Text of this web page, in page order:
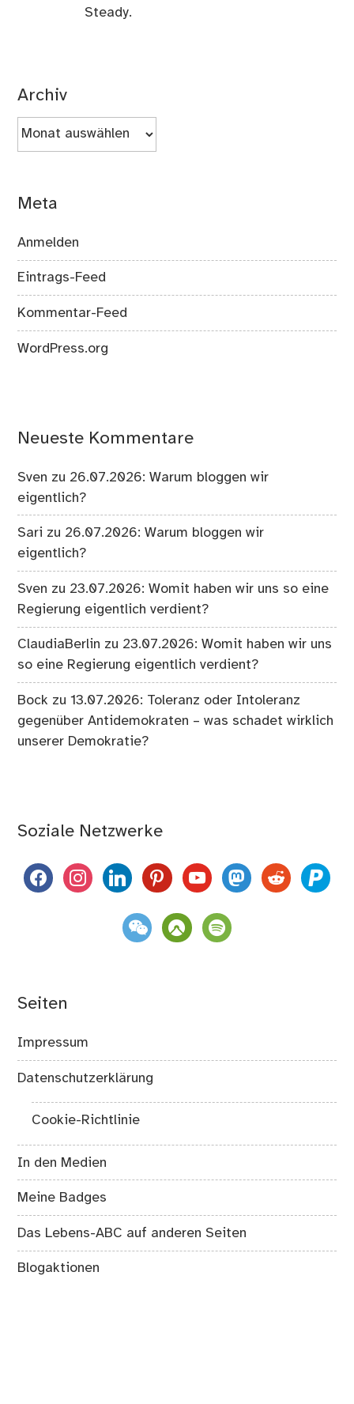
Steady.
Archiv
Archiv
Meta
Anmelden
Eintrags-Feed
Kommentar-Feed
WordPress.org
Neueste Kommentare
Sven zu 26.07.2026: Warum bloggen wir
eigentlich?
Sari zu 26.07.2026: Warum bloggen wir
eigentlich?
Sven zu 23.07.2026: Womit haben wir uns so eine
Regierung eigentlich verdient?
ClaudiaBerlin zu 23.07.2026: Womit haben wir uns
so eine Regierung eigentlich verdient?
Bock zu13.07.2026: Toleranz oder Intoleranz
gegenüber Antidemokraten – was schadet wirklich
unserer Demokratie?
Soziale Netzwerke
facebookinstagramlinkedinpinterestyoutubemastodon
reddit paypal
weixin komootspotify
Seiten
Impressum
Datenschutzerklärung
Cookie-Richtlinie
In den Medien
Meine Badges
Das Lebens-ABC auf anderen Seiten
Blogaktionen